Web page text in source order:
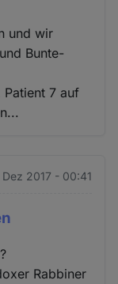
und wir
Bunte-
7 auf
2017 - 00:41
Rabbiner